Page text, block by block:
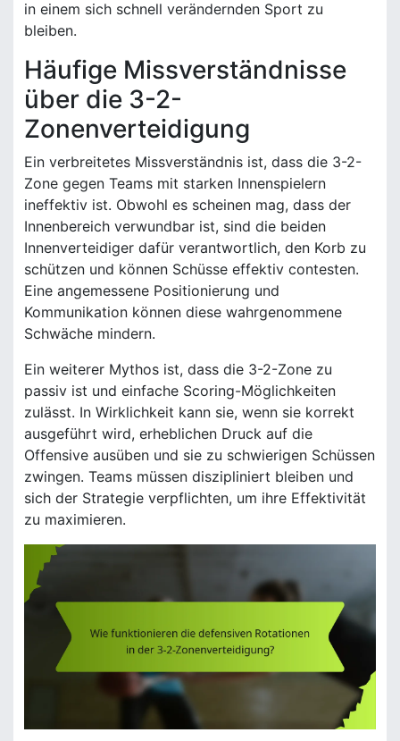
in einem sich schnell verändernden Sport zu
bleiben.
Häufige Missverständnisse
über die 3-2-
Zonenverteidigung
Ein verbreitetes Missverständnis ist, dass die 3-2-
Zone gegen Teams mit starken Innenspielern
ineffektiv ist. Obwohl es scheinen mag, dass der
Innenbereich verwundbar ist, sind die beiden
Innenverteidiger dafür verantwortlich, den Korb zu
schützen und können Schüsse effektiv contesten.
Eine angemessene Positionierung und
Kommunikation können diese wahrgenommene
Schwäche mindern.
Ein weiterer Mythos ist, dass die 3-2-Zone zu
passiv ist und einfache Scoring-Möglichkeiten
zulässt. In Wirklichkeit kann sie, wenn sie korrekt
ausgeführt wird, erheblichen Druck auf die
Offensive ausüben und sie zu schwierigen Schüssen
zwingen. Teams müssen diszipliniert bleiben und
sich der Strategie verpflichten, um ihre Effektivität
zu maximieren.